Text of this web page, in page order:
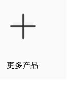
更多产品